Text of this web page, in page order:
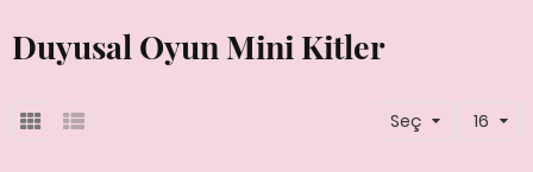
Duyusal Oyun Mini Kitler
Seç 16